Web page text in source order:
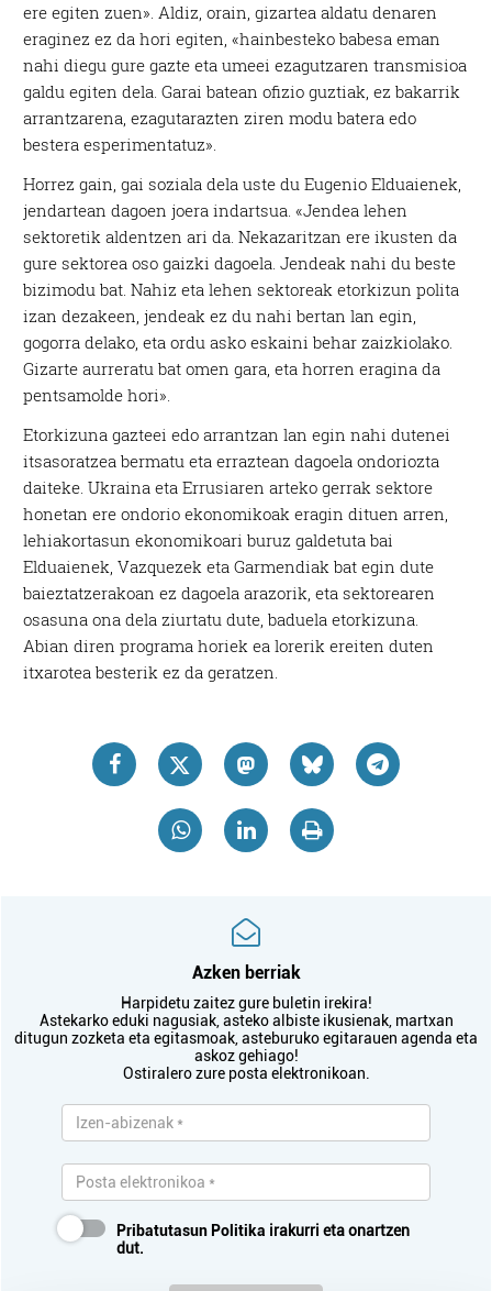
ere egiten zuen». Aldiz, orain, gizartea aldatu denaren
eraginez ez da hori egiten, «hainbesteko babesa eman
nahi diegu gure gazte eta umeei ezagutzaren transmisioa
galdu egiten dela. Garai batean ofizio guztiak, ez bakarrik
arrantzarena, ezagutarazten ziren modu batera edo
bestera esperimentatuz».
Horrez gain, gai soziala dela uste du Eugenio Elduaienek,
jendartean dagoen joera indartsua. «Jendea lehen
sektoretik aldentzen ari da. Nekazaritzan ere ikusten da
gure sektorea oso gaizki dagoela. Jendeak nahi du beste
bizimodu bat. Nahiz eta lehen sektoreak etorkizun polita
izan dezakeen, jendeak ez du nahi bertan lan egin,
gogorra delako, eta ordu asko eskaini behar zaizkiolako.
Gizarte aurreratu bat omen gara, eta horren eragina da
pentsamolde hori».
Etorkizuna gazteei edo arrantzan lan egin nahi dutenei
itsasoratzea bermatu eta erraztean dagoela ondoriozta
daiteke. Ukraina eta Errusiaren arteko gerrak sektore
honetan ere ondorio ekonomikoak eragin dituen arren,
lehiakortasun ekonomikoari buruz galdetuta bai
Elduaienek, Vazquezek eta Garmendiak bat egin dute
baieztatzerakoan ez dagoela arazorik, eta sektorearen
osasuna ona dela ziurtatu dute, baduela etorkizuna.
Abian diren programa horiek ea lorerik ereiten duten
itxarotea besterik ez da geratzen.
Azken berriak
Harpidetu zaitez gure buletin irekira!
Astekarko eduki nagusiak, asteko albiste ikusienak, martxan
ditugun zozketa eta egitasmoak, asteburuko egitarauen agenda eta
askoz gehiago!
Ostiralero zure posta elektronikoan.
Pribatutasun Politika irakurri eta onartzen
dut.